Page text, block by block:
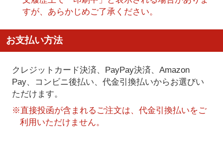
すが、あらかじめご了承ください。
お支払い方法
クレジットカード決済、PayPay決済、Amazon
Pay、コンビニ後払い、代金引換払いからお選びい
ただけます。
※直接投函が含まれるご注文は、代金引換払いをご
利用いただけません。